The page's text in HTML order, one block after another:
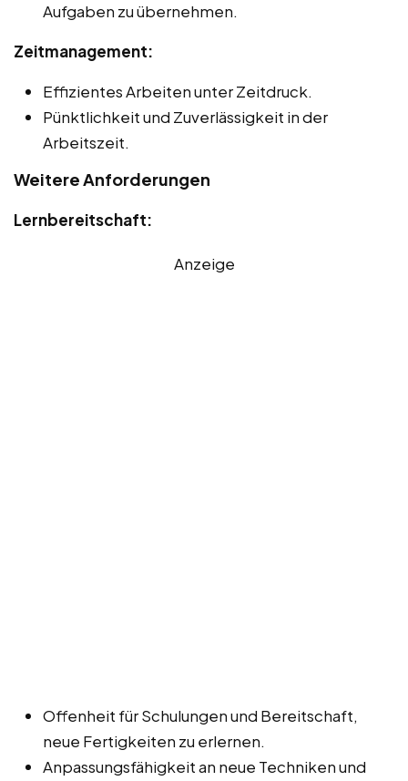
Aufgaben zu übernehmen.
Zeitmanagement:
Effizientes Arbeiten unter Zeitdruck.
Pünktlichkeit und Zuverlässigkeit in der
Arbeitszeit.
Weitere Anforderungen
Lernbereitschaft:
Anzeige
Offenheit für Schulungen und Bereitschaft,
neue Fertigkeiten zu erlernen.
Anpassungsfähigkeit an neue Techniken und